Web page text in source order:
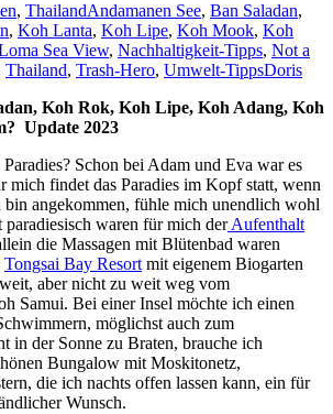
, ThailandAndamanen See, Ban Saladan,
, Koh Lanta, Koh Lipe, Koh Mook, Koh
Sea View, Nachhaltigkeit-Tipps, Not a
Thailand, Trash-Hero, Umwelt-TippsDoris
Koh Rok, Koh Lipe, Koh Adang, Koh
Update 2023
Schon bei Adam und Eva war es
mich findet das Paradies im Kopf statt, wenn
bin angekommen, fühle mich unendlich wohl
waren für mich derAufenthalt
die Massagen mit Blütenbad waren
Tongsai Bay Resortmit eigenem Biogarten
aber nicht zu weit weg vom
Samui. Bei einer Insel möchte ich einen
möglichst auch zum
in der Sonne zu Braten, brauche ich
Bungalow mit Moskitonetz,
die ich nachts offen lassen kann, ein für
Wunsch.